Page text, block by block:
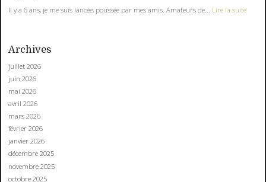
Il y a 6 ans, je me suis lancée, poussée par mes amis. Amateurs de... Lire la suite
Archives
juillet 2026
juin 2026
mai 2026
avril 2026
mars 2026
février 2026
janvier 2026
décembre 2025
novembre 2025
octobre 2025